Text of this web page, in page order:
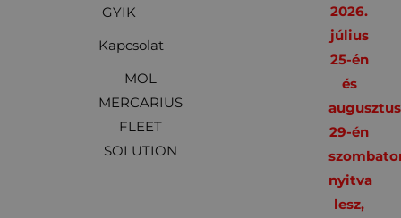
GYIK
Kapcsolat
MOL
MERCARIUS
FLEET
SOLUTION
2026.
július
25-én
és
augusztus
29-én
nyitva
lesz,